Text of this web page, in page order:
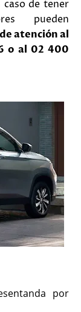
caso de tener
pueden
atención al
o al 02 400
por